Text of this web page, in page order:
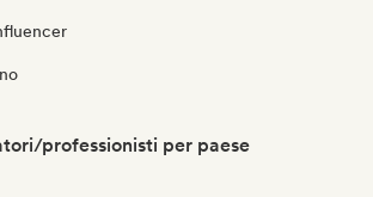
professionisti per paese